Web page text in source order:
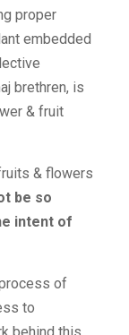
proper
embedded
brethren, is
& fruit
& flowers
be so
intent of
of
to